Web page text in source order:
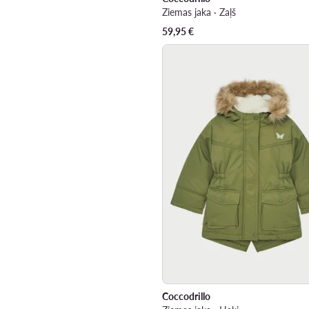
Ziemas jaka · Zaļš
59,95€
Coccodrillo